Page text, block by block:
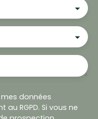
données
RGPD. Si vous ne